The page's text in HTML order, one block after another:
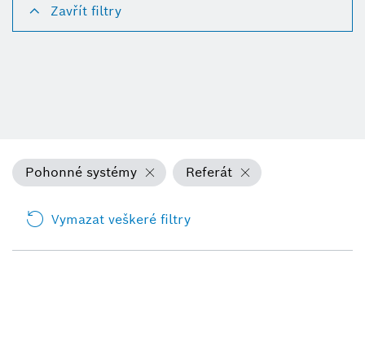
Zavřít filtry
Pohonné systémy Referát
Vymazat veškeré filtry